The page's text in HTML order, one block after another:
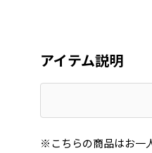
アイテム説明
※こちらの商品はお一